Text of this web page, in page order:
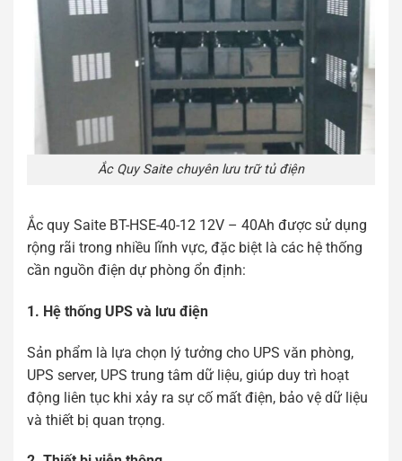
Ắc Quy Saite chuyên lưu trữ tủ điện
Ắc quy Saite BT-HSE-40-12 12V – 40Ah được sử dụng
rộng rãi trong nhiều lĩnh vực, đặc biệt là các hệ thống
cần nguồn điện dự phòng ổn định:
1. Hệ thống UPS và lưu điện
Sản phẩm là lựa chọn lý tưởng cho UPS văn phòng,
UPS server, UPS trung tâm dữ liệu, giúp duy trì hoạt
động liên tục khi xảy ra sự cố mất điện, bảo vệ dữ liệu
và thiết bị quan trọng.